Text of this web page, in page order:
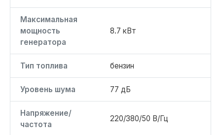
Максимальная
мощность
генератора
8.7 кВт
Тип топлива бензин
Уровень шума 77 дБ
Напряжение/
частота
220/380/50 В/Гц